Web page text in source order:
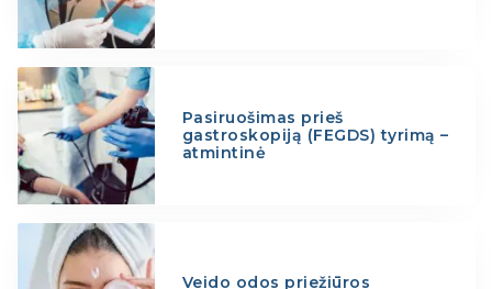
Pasiruošimas prieš
gastroskopiją (FEGDS) tyrimą –
atmintinė
Veido odos priežiūros